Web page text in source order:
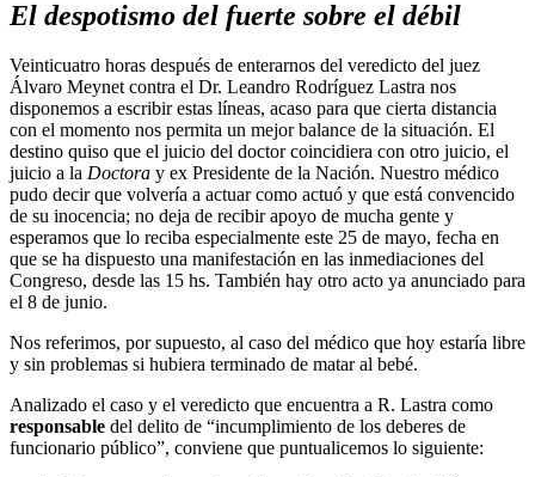
El despotismo del fuerte sobre el débil
Veinticuatro horas después de enterarnos del veredicto del juez
Álvaro Meynet contra el Dr. Leandro Rodríguez Lastra nos
disponemos a escribir estas líneas, acaso para que cierta distancia
con el momento nos permita un mejor balance de la situación. El
destino quiso que el juicio del doctor coincidiera con otro juicio, el
juicio a la Doctora y ex Presidente de la Nación. Nuestro médico
pudo decir que volvería a actuar como actuó y que está convencido
de su inocencia; no deja de recibir apoyo de mucha gente y
esperamos que lo reciba especialmente este 25 de mayo, fecha en
que se ha dispuesto una manifestación en las inmediaciones del
Congreso, desde las 15 hs. También hay otro acto ya anunciado para
el 8 de junio.
Nos referimos, por supuesto, al caso del médico que hoy estaría libre
y sin problemas si hubiera terminado de matar al bebé.
Analizado el caso y el veredicto que encuentra a R. Lastra como
responsable del delito de “incumplimiento de los deberes de
funcionario público”, conviene que puntualicemos lo siguiente: